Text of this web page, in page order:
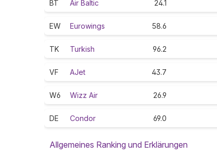
BT Air Baltic 24.1
EW Eurowings 58.6
TK Turkish 96.2
VF AJet 43.7
W6 Wizz Air 26.9
DE Condor 69.0
Allgemeines Ranking und Erklärungen